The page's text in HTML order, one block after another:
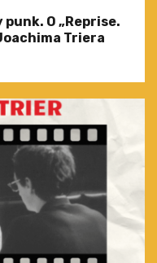
O „Reprise.
Triera